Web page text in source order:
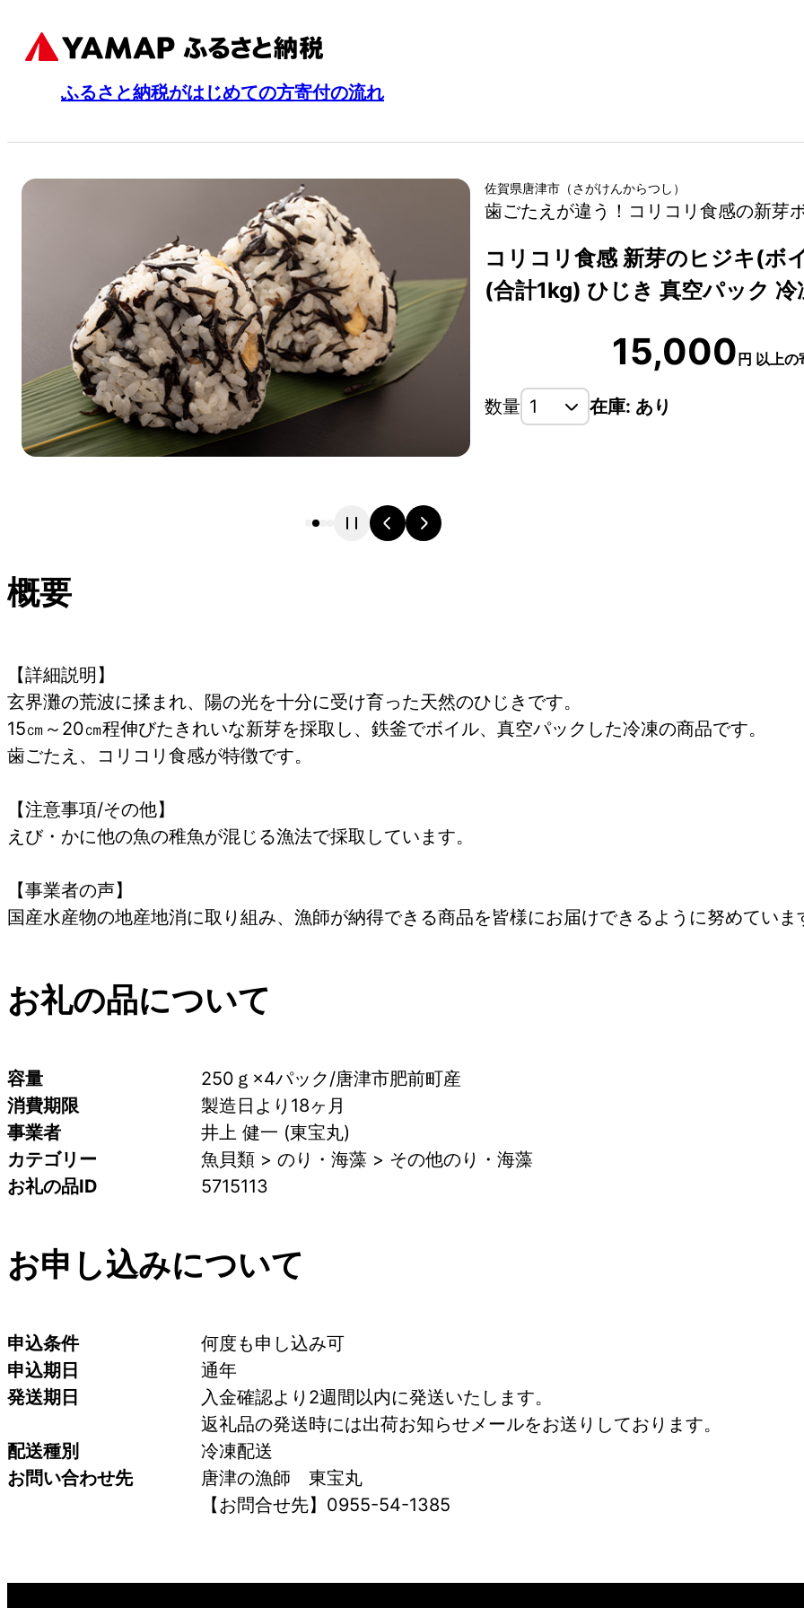
ふるさと納税がはじめての方寄付の流れ
佐賀県唐津市 （さがけんからつし ）
歯ごたえが違う！コリコリ食感の新芽
コリコリ食感 新芽のヒジキ(
(合計1kg) ひじき 真空パック 冷
15,000円 以上の
数量 在庫: あり
概要
【詳細説明】
玄界灘の荒波に揉まれ、陽の光を十分に受け育った天然のひじきです。
15㎝～20㎝程伸びたきれいな新芽を採取し、鉄釜でボイル、真空パックした冷凍の商品です。
歯ごたえ、コリコリ食感が特徴です。
【注意事項/その他】
えび・かに他の魚の稚魚が混じる漁法で採取しています。
【事業者の声】
国産水産物の地産地消に取り組み、漁師が納得できる商品を皆様にお届けできるように努めていま
お礼の品について
容量
250ｇ×4パック/唐津市肥前町産
消費期限
製造日より18ヶ月
事業者
井上 健一 (東宝丸)
カテゴリー
魚貝類 > のり・海藻 > その他のり・海藻
お礼の品ID
5715113
お申し込みについて
申込条件
何度も申し込み可
申込期日
通年
発送期日
入金確認より2週間以内に発送いたします。
返礼品の発送時には出荷お知らせメールをお送りしております。
配送種別
冷凍配送
お問い合わせ先
唐津の漁師　東宝丸
【お問合せ先】0955-54-1385